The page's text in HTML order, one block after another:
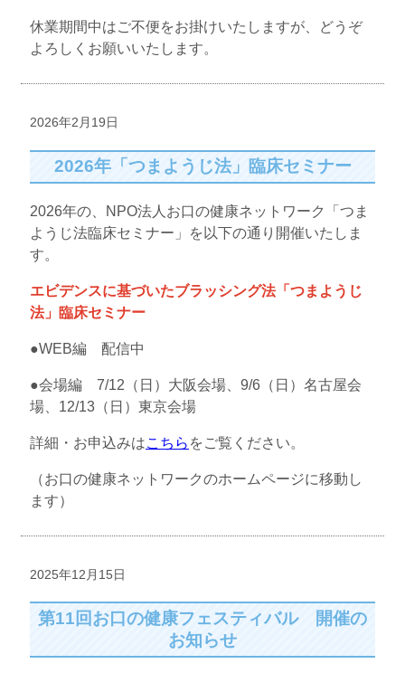
休業期間中はご不便をお掛けいたしますが、どうぞ
よろしくお願いいたします。
2026年2月19日
2026年「つまようじ法」臨床セミナー
2026年の、NPO法人お口の健康ネットワーク「つま
ようじ法臨床セミナー」を以下の通り開催いたしま
す。
エビデンスに基づいたブラッシング法「つまようじ
法」臨床セミナー
●WEB編 配信中
●会場編 7/12（日）大阪会場、9/6（日）名古屋会
場、12/13（日）東京会場
詳細・お申込みはこちら をご覧ください。
（お口の健康ネットワークのホームページに移動し
ます）
2025年12月15日
第11回お口の健康フェスティバル 開催の
お知らせ